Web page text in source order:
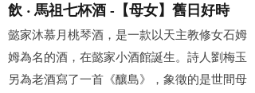
飲 ‧ 馬祖七杯酒 -【母女】舊日好時
懿家沐慕月桃琴酒，是一款以天主教修女石姆
姆為名的酒，在懿家小酒館誕生。詩人劉梅玉
另為老酒寫了一首《釀島》，象徵的是世間母